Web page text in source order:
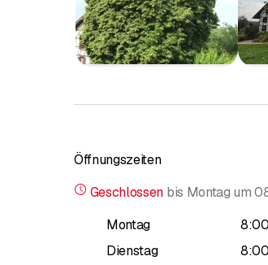
Öffnungszeiten
Geschlossen bis Montag um
Montag
8:00
Dienstag
8:00